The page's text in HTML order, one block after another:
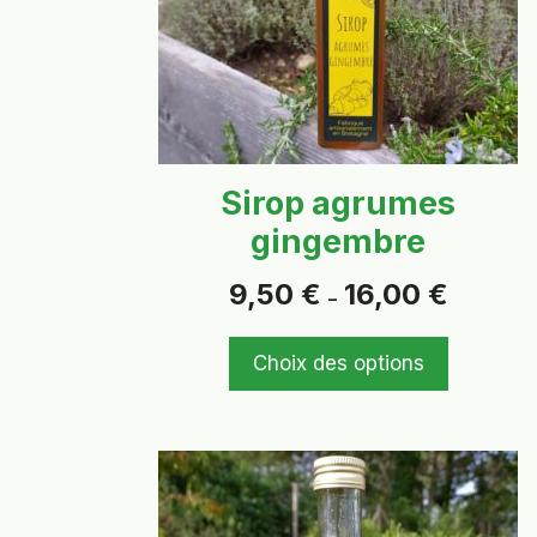
Sirop agrumes
gingembre
9,50 € – 16,00 €
prix :
Choix des options
peuvent
être
choisies
sur
Ce
produit